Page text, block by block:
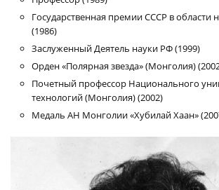
Государственная премии СССР в области
(1986)
Заслуженный Деятель науки РФ (1999)
Орден «Полярная звезда» (Монголия)
Почетный профессор Национального
технологий (Монголия) (2002)
Медаль АН Монголии «Хубилай Хаан»